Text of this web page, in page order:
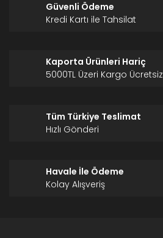
Güvenli Ödeme
Kredi Kartı ile Tahsilat
Kaporta Ürünleri Hariç
5000TL Üzeri Kargo Ücretsiz
Tüm Türkiye Teslimat
Hızlı Gönderi
Havale İle Ödeme
Kolay Alışveriş